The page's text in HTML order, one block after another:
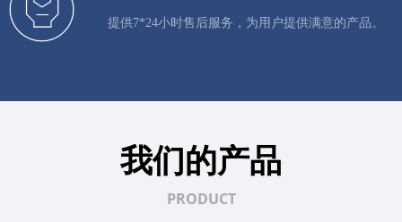
提供7*24小时售后服务，为用户提供满意的产品。
我们的产品
PRODUCT